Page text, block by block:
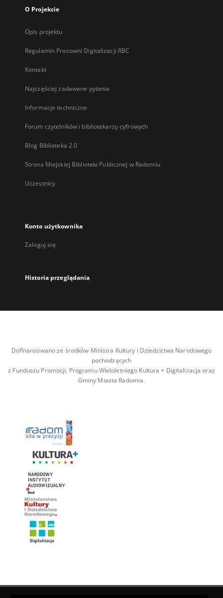
O Projekcie
Opis projektu
Regulamin Pracowni Digitalizacji RBC
Kontakt
Najczęściej zadawane pytania
Informacje techniczne
Forum czytelników i bibliotekarzy cyfrowych
Blog Biblioteka 2.0
Strona Miejskiej Biblioteki Publicznej w Radomiu
Uczestnicy
Konto użytkownika
Zaloguj się
Historia przeglądania
Dofinansowano ze środków Ministra Kultury i Dziedzictwa Narodowego
pochodzących
z Funduszu Promocji, Programu Wieloletniego Kultura + Digitalizacja oraz
Gminy Miasta Radomia.